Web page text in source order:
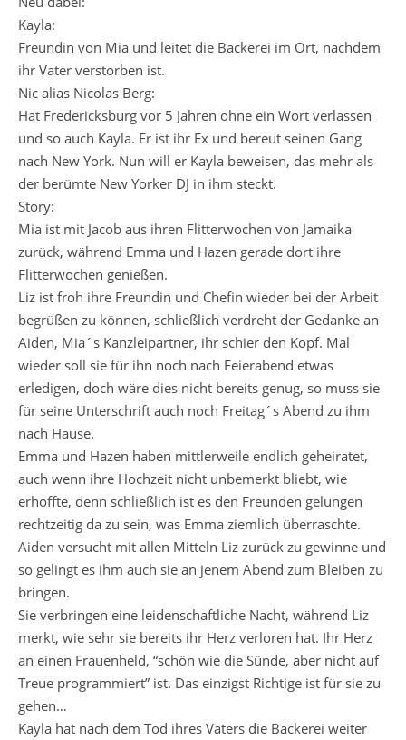
Kayla:
Freundin von Mia und leitet die Bäckerei im Ort, nachdem
ihr Vater verstorben ist.
Nic alias Nicolas Berg:
Hat Fredericksburg vor 5 Jahren ohne ein Wort verlassen
und so auch Kayla. Er ist ihr Ex und bereut seinen Gang
nach New York. Nun will er Kayla beweisen, das mehr als
der berümte New Yorker DJ in ihm steckt.
Story:
Mia ist mit Jacob aus ihren Flitterwochen von Jamaika
zurück, während Emma und Hazen gerade dort ihre
Flitterwochen genießen.
Liz ist froh ihre Freundin und Chefin wieder bei der Arbeit
begrüßen zu können, schließlich verdreht der Gedanke an
Aiden, Mia´s Kanzleipartner, ihr schier den Kopf. Mal
wieder soll sie für ihn noch nach Feierabend etwas
erledigen, doch wäre dies nicht bereits genug, so muss sie
für seine Unterschrift auch noch Freitag´s Abend zu ihm
nach Hause.
Emma und Hazen haben mittlerweile endlich geheiratet,
auch wenn ihre Hochzeit nicht unbemerkt bliebt, wie
erhoffte, denn schließlich ist es den Freunden gelungen
rechtzeitig da zu sein, was Emma ziemlich überraschte.
Aiden versucht mit allen Mitteln Liz zurück zu gewinne und
so gelingt es ihm auch sie an jenem Abend zum Bleiben zu
bringen.
Sie verbringen eine leidenschaftliche Nacht, während Liz
merkt, wie sehr sie bereits ihr Herz verloren hat. Ihr Herz
an einen Frauenheld, “schön wie die Sünde, aber nicht auf
Treue programmiert” ist. Das einzigst Richtige ist für sie zu
gehen…
Kayla hat nach dem Tod ihres Vaters die Bäckerei weiter